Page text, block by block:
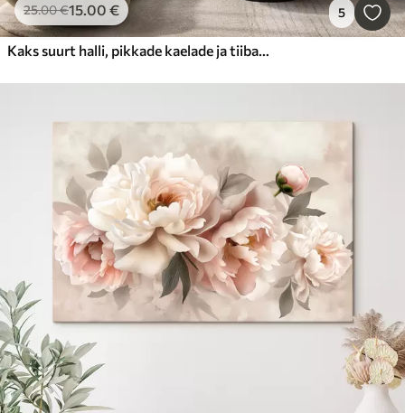
25.00€15.00 € 5
Kaks suurt halli, pikkade kaelade ja tiibadega kraanat, mis seisavad puudest ümbritsetud udujärves